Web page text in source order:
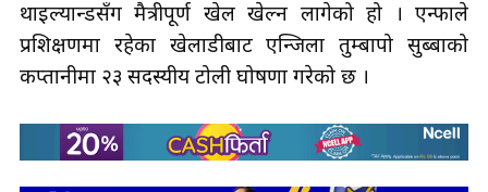
थाइल्यान्डसँग मैत्रीपूर्ण खेल खेल्न लागेको हो । एन्फाले
प्रशिक्षणमा रहेका खेलाडीबाट एन्जिला तुम्बापो सुब्बाको
कप्तानीमा २३ सदस्यीय टोली घोषणा गरेको छ ।